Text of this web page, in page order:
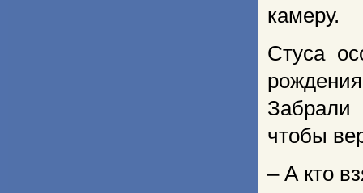
камеру.
Стуса
Забрали
чтобы
– А кто